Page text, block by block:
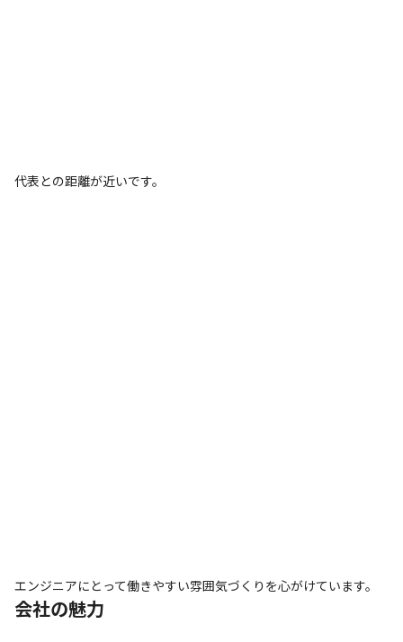
代表との距離が近いです。
エンジニアにとって働きやすい雰囲気づくりを心がけています。
会社の魅力